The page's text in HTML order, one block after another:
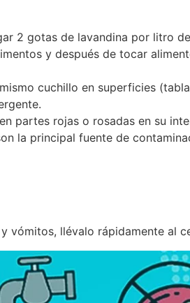
2 gotas de lavandina por litro
y después de tocar
cuchillo en superficies
partes rojas o rosadas en su
la principal fuente de
vómitos, llévalo rápidamente al